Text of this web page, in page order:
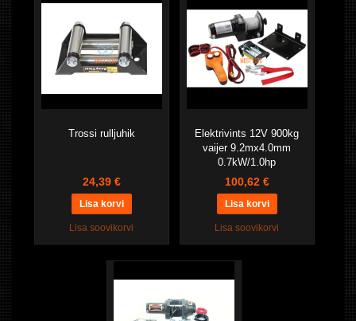
Trossi rulljuhik
24,39 €
Lisa soovikorvi
Elektrivints 12V 900kg
vaijer 9.2mx4.0mm
0.7kW/1.0hp
100,62 €
Lisa soovikorvi